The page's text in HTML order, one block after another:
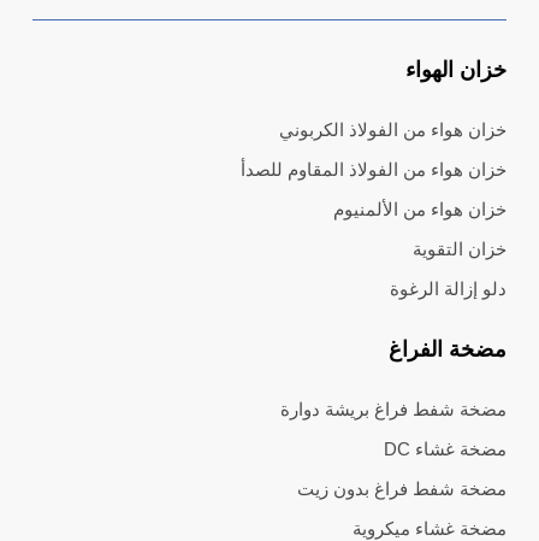
خزان الهواء
خزان هواء من الفولاذ الكربوني
خزان هواء من الفولاذ المقاوم للصدأ
خزان هواء من الألمنيوم
خزان التقوية
دلو إزالة الرغوة
مضخة الفراغ
مضخة شفط فراغ بريشة دوارة
مضخة غشاء DC
مضخة شفط فراغ بدون زيت
مضخة غشاء ميكروية